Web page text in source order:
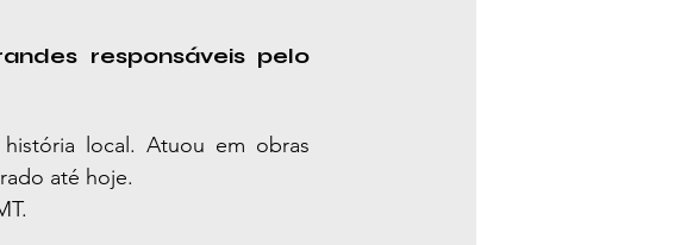
responsáveis pelo
local. Atuou em obras
até hoje.